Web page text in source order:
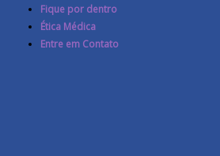
Fique por dentro
Ética Médica
Entre em Contato